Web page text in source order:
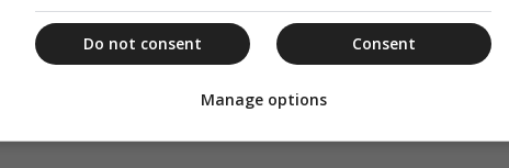
Consent
Do not consent
Manage options